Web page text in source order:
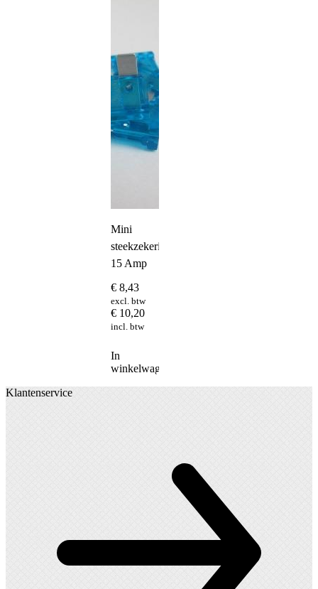
Mini
steekzekering
15 Amp
€ 8,43
excl. btw
€ 10,20
incl. btw
In
winkelwagen
Klantenservice